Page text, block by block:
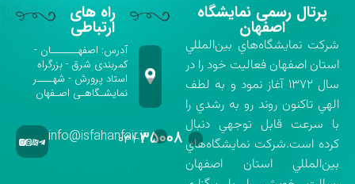
پرتال رسمی نمایشگاه
اصفهان
شركت نمايشگاه‌هاي بين‌المللي
استان اصفهان فعاليت خود را در
سال ۱۳۷۲ آغاز نمود و به لطف
الهي تاكنون روند رو به رشدي را
با سرعت قابل توجهي دنبال
كرده است.شركت نمايشگاه‌هاي
بين‌المللي استان اصفهان
راه های
ارتباطی
آدرس: اصفهـــــــان -
کمربندی شرق - بزرگراه
استاد پرورش - شهــــر
نمایشـگاهـی اصـفهان
۰۳۱-۳۵۰۰۸info@isfahanfair.ir